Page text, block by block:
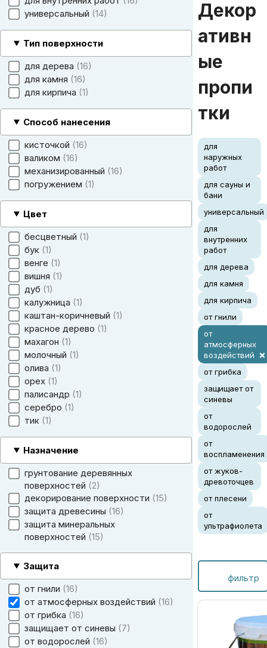
универсальный 14
Тип поверхности
для дерева 16
для камня 16
для кирпича 1
Способ нанесения
кисточкой 16
валиком 16
механизированный 16
погружением 1
Цвет
бесцветный 1
бук 1
венге 1
вишня 1
дуб 1
калужница 1
каштан-коричневый 1
красное дерево 1
махагон 1
молочный 1
олива 1
орех 1
палисандр 1
серебро 1
тик 1
Назначение
грунтование деревянных
поверхностей 2
декорирование поверхности 15
защита древесины 16
защита минеральных
поверхностей 15
Защита
от гнили 16
от атмосферных воздействий 16
от грибка 16
защищает от синевы
7
от водорослей 16
Декор
ативн
ые
пропи
тки
для
наружных
работ
для сауны и
бани
универсальный
для
внутренних
работ
для дерева
для камня
для кирпича
от гнили
от
атмосферных
воздействий
от грибка
защищает от
синевы
от
водорослей
от
воспламенения
от жуков-
древоточцев
от плесени
от
ультрафиолета
фильтр